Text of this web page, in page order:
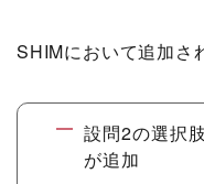
SHIMにおいて追加さ
設問2の選択
が追加